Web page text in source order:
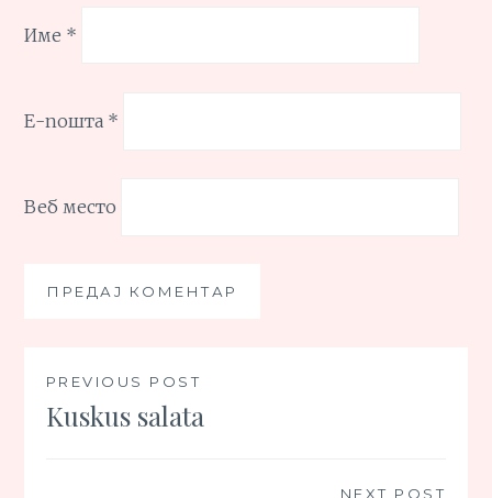
Име *
Е-пошта *
Веб место
Кретање
чланка
PREVIOUS POST
Kuskus salata
NEXT POST